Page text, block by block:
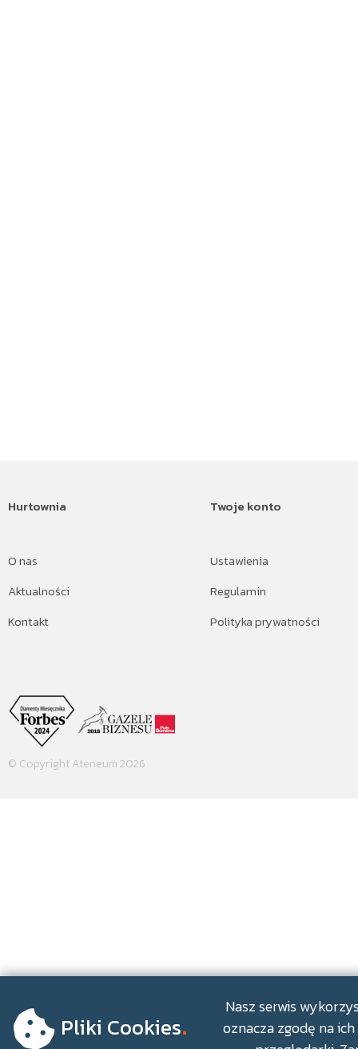
Hurtownia
O nas
Aktualności
Kontakt
Twoje konto
Ustawienia
Regulamin
Polityka prywatności
© Copyright Ateneum 2026
Pliki Cookies.
Nasz serwis
oznacza zgodę na